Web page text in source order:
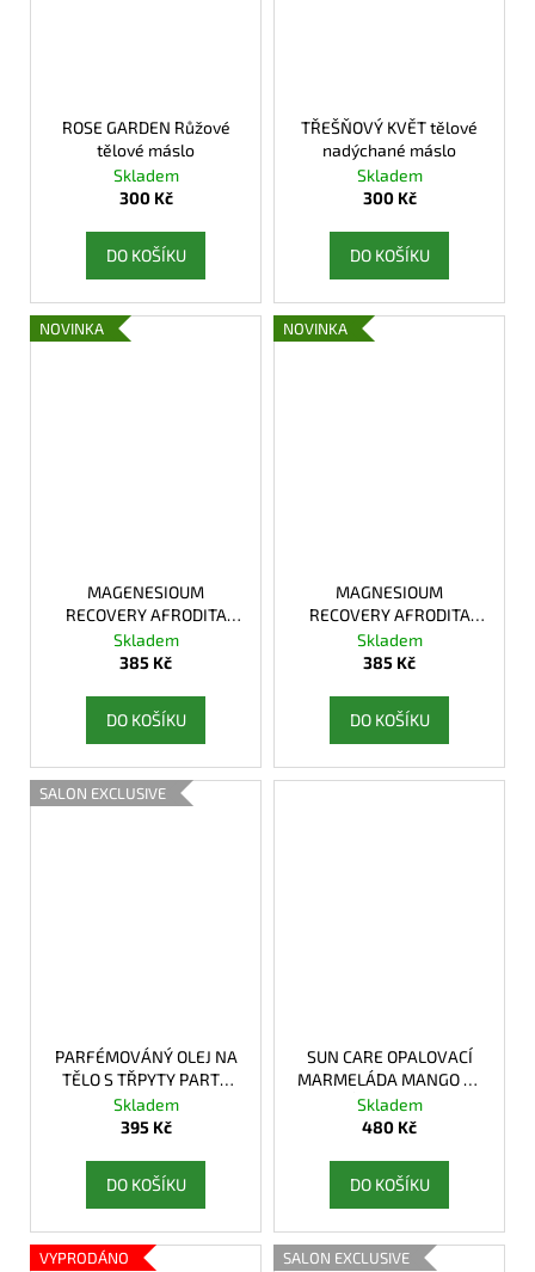
ROSE GARDEN Růžové
tělové máslo
Skladem
300 Kč
DO KOŠÍKU
TŘEŠŇOVÝ KVĚT tělové
nadýchané máslo
Skladem
300 Kč
DO KOŠÍKU
NOVINKA
MAGENESIOUM
RECOVERY AFRODITA
Hořčíkový olej
Skladem
385 Kč
DO KOŠÍKU
NOVINKA
MAGNESIOUM
RECOVERY AFRODITA
Hořčíkový krém na tělo
Skladem
385 Kč
DO KOŠÍKU
SALON EXCLUSIVE
PARFÉMOVÁNÝ OLEJ NA
TĚLO S TŘPYTY PARTY
DIVA
Skladem
395 Kč
DO KOŠÍKU
SUN CARE OPALOVACÍ
MARMELÁDA MANGO SE
ZLATÝM PIGMENTEM
Skladem
480 Kč
DO KOŠÍKU
VYPRODÁNO
SALON EXCLUSIVE